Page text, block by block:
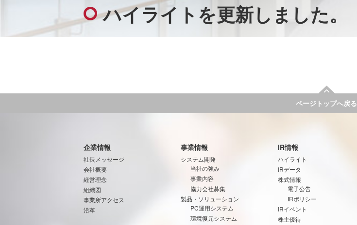
ハイライトを更新しました。
ページトップへ戻る
企業情報
社長メッセージ
会社概要
経営理念
組織図
事業所アクセス
沿革
事業情報
システム開発
当社の強み
事業内容
協力会社募集
製品・ソリューション
PC運用システム
環境復元システム
IR情報
ハイライト
IRデータ
株式情報
電子公告
IRポリシー
IRイベント
株主優待